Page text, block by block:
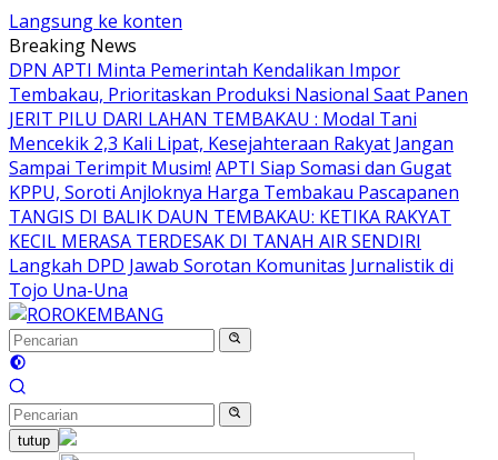
Langsung ke konten
Breaking News
DPN APTI Minta Pemerintah Kendalikan Impor
Tembakau, Prioritaskan Produksi Nasional Saat Panen
JERIT PILU DARI LAHAN TEMBAKAU ​: Modal Tani
Mencekik 2,3 Kali Lipat, Kesejahteraan Rakyat Jangan
Sampai Terimpit Musim! APTI Siap Somasi dan Gugat
KPPU, Soroti Anjloknya Harga Tembakau Pascapanen
TANGIS DI BALIK DAUN TEMBAKAU: KETIKA RAKYAT
KECIL MERASA TERDESAK DI TANAH AIR SENDIRI
Langkah DPD Jawab Sorotan Komunitas Jurnalistik di
Tojo Una-Una
tutup